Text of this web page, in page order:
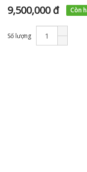
9,500,000 đ Còn
Số lượng